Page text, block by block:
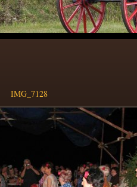
IMG_7128